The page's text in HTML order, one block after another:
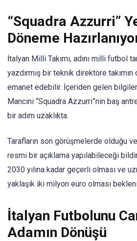
“Squadra Azzurri”
Döneme
İtalyan Milli Takımı, adını milli futbol
yazdırmış bir teknik direktöre
emanet edebilir. İçeriden gelen
Mancini “Squadra Azzurri”nin baş
bir adım uzaklıkta.
Tarafların son görüşmelerde olduğu
resmi bir açıklama yapılabileceği
2030 yılına kadar geçerli olması ve
yaklaşık iki milyon euro olması
İtalyan Futbolunu
Adamın Dönüşü